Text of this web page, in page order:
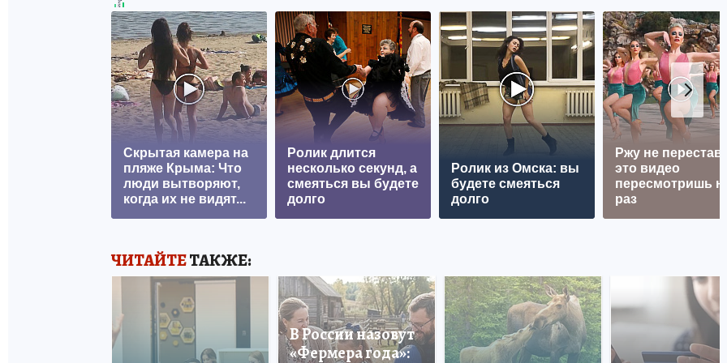
Скрытая камера на
пляже Крыма: Что
люди вытворяют,
когда их не видят...
Ролик длится
несколько секунд, а
смеяться вы будете
долго
Ролик из Омска: вы
будете смеяться
долго
Ржу не
это видео
пересмотришь не
раз
ЧИТАЙТЕТАКЖЕ:
В России назовут
«Фермера года»: